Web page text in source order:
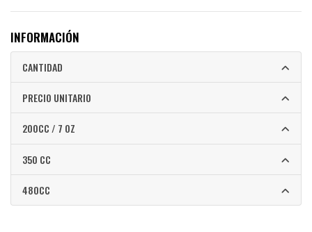
INFORMACIÓN
CANTIDAD
PRECIO UNITARIO
200CC / 7 OZ
350 CC
480CC